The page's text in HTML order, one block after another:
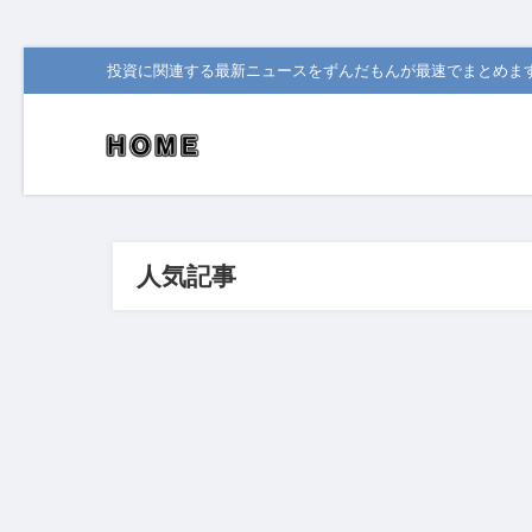
投資に関連する最新ニュースをずんだもんが最速でまとめま
人気記事